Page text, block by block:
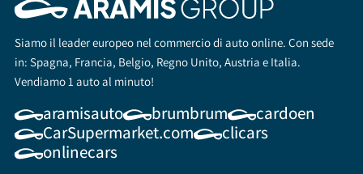
Siamo il leader europeo nel commercio di auto online. Con sede
in: Spagna, Francia, Belgio, Regno Unito, Austria e Italia.
Vendiamo 1 auto al minuto!
aramisauto brumbrum
cardoen
CarSupermarket.com
clicars
onlinecars